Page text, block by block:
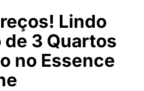
Lindo
3 Quartos
no Essence